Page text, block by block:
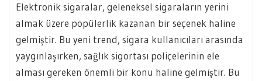
Elektronik sigaralar, geleneksel sigaraların yerini
almak üzere popülerlik kazanan bir seçenek haline
gelmiştir. Bu yeni trend, sigara kullanıcıları arasında
yaygınlaşırken, sağlık sigortası poliçelerinin ele
alması gereken önemli bir konu haline gelmiştir. Bu